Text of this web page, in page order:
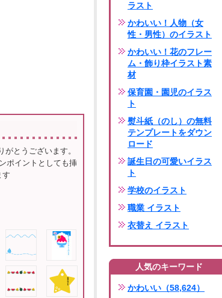
とうございます。
ポイントとしても挿
す
ラスト
かわいい！人物（女
性・男性）のイラスト
かわいい！花のフレー
ム・飾り枠イラスト素
材
保育園・園児のイラス
ト
熨斗紙（のし）の無料
テンプレートをダウン
ロード
誕生日の可愛いイラス
ト
学校のイラスト
職業 イラスト
衣替え イラスト
人気のキーワード
かわいい（58,624）